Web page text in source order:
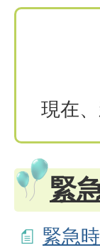
現在
緊
緊急